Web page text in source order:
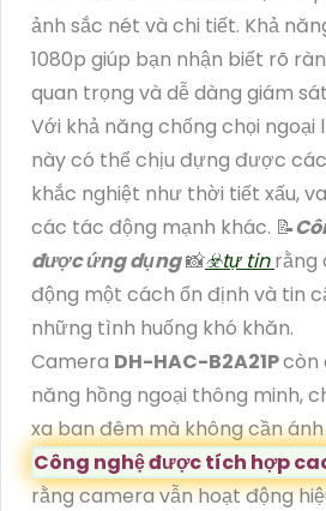
ảnh sắc nét và chi tiết. Khả
1080p giúp bạn nhận biết rõ
quan trọng và dễ dàng giám
Với khả năng chống chọi
này có thể chịu đựng được
khắc nghiệt như thời tiết xấu,
các tác động mạnh khác. 📝
được ứng dụng📸☣️tự tin rằng
động một cách ổn định và tin
những tình huống khó khăn.
Camera DH-HAC-B2A21Pcòn
năng hồng ngoại thông minh,
xa ban đêm mà không cần ánh
Công nghệ được tích hợp
rằng camera vẫn hoạt động